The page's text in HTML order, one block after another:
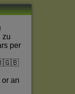
zu
per
or an